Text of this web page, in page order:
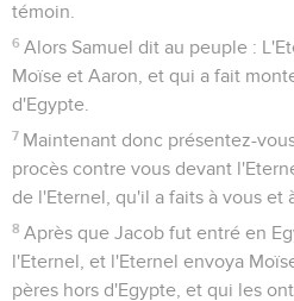
témoin.
6 Alors Samuel dit au peuple :
Moïse et Aaron, et qui a fait
d'Egypte.
7 Maintenant donc présentez-
procès contre vous devant
de l'Eternel, qu'il a faits à vous et
8 Après que Jacob fut entré en
l'Eternel, et l'Eternel envoya
pères hors d'Egypte, et qui les